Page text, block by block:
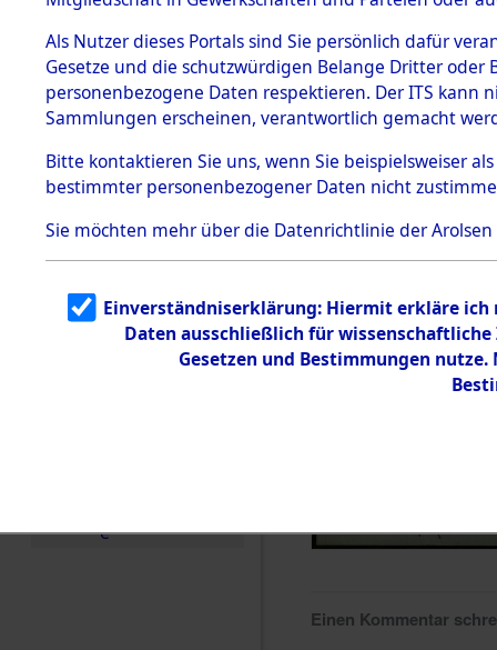
mente
5. Verschiedenes
5.3
Todesmärsche
5.3.1 Alliierte
Erhebungen
zu
Todesmärsch
en
5.3.2
g
5.3.3
Todesmärsch
e
Sinsheim
Einen Kommentar
Als Nutzer dieses Portals sind Sie persönlich dafür
Gesetze und die schutzwürdigen Belange Dritter
personenbezogene Daten respektieren. Der ITS
Sammlungen erscheinen, verantwortlich gemacht
Bitte kontaktieren Sie uns, wenn Sie beispielsweiser
bestimmter personenbezogener Daten nicht
Sie möchten mehr über die Datenrichtlinie der Arolsen
Einverständniserklärung: Hiermit erkläre ich
Daten ausschließlich für
Gesetzen und Bestimmungen